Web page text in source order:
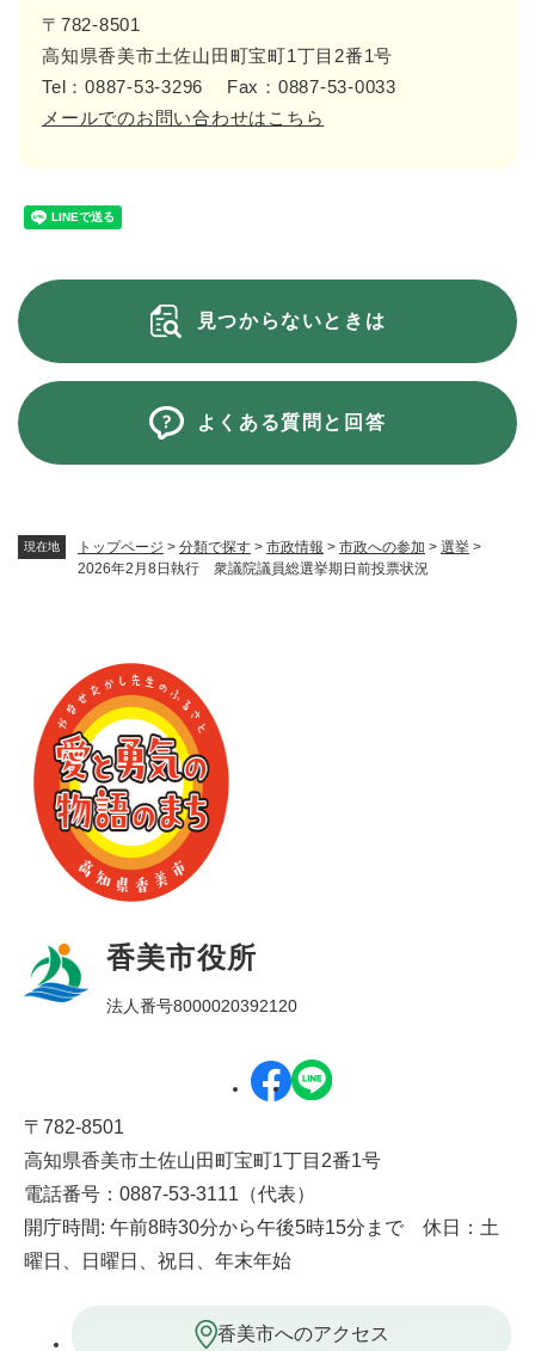
現在地 トップページ > 分類で探す > 市政情報 > 市政への参加 > 選挙 >
2026年2月8日執行 衆議院議員総選挙期日前投票状況
〒782-8501
高知県香美市土佐山田町宝町1丁目2番1号
Tel：0887-53-3296
Fax：0887-53-0033
メールでのお問い合わせはこちら
見つからないときは
よくある質問と回答
香美市役所
法人番号8000020392120
〒782-8501
高知県香美市土佐山田町宝町1丁目2番1号
電話番号：0887-53-3111（代表）
開庁時間: 午前8時30分から午後5時15分まで 休日：土
曜日、日曜日、祝日、年末年始
香美市へのアクセス